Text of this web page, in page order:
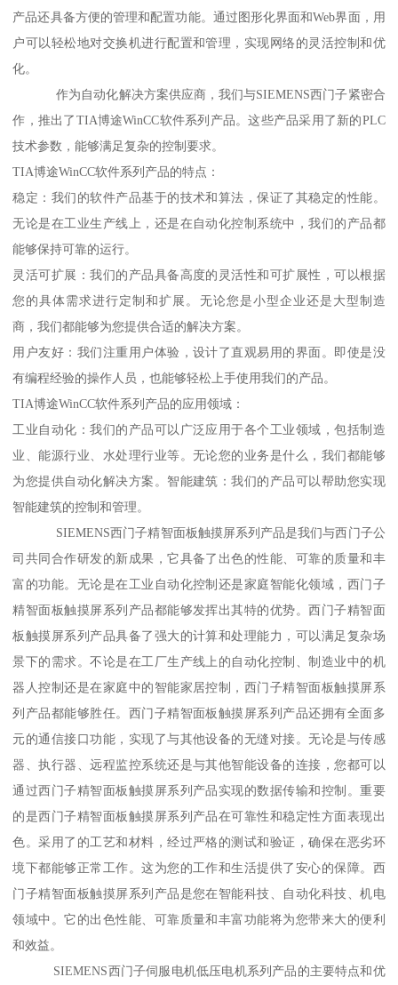
产品还具备方便的管理和配置功能。通过图形化界面和Web界面，用
户可以轻松地对交换机进行配置和管理，实现网络的灵活控制和优
化。
作为自动化解决方案供应商，我们与SIEMENS西门子紧密合
作，推出了TIA博途WinCC软件系列产品。这些产品采用了新的PLC
技术参数，能够满足复杂的控制要求。
TIA博途WinCC软件系列产品的特点：
稳定：我们的软件产品基于的技术和算法，保证了其稳定的性能。
无论是在工业生产线上，还是在自动化控制系统中，我们的产品都
能够保持可靠的运行。
灵活可扩展：我们的产品具备高度的灵活性和可扩展性，可以根据
您的具体需求进行定制和扩展。无论您是小型企业还是大型制造
商，我们都能够为您提供合适的解决方案。
用户友好：我们注重用户体验，设计了直观易用的界面。即使是没
有编程经验的操作人员，也能够轻松上手使用我们的产品。
TIA博途WinCC软件系列产品的应用领域：
工业自动化：我们的产品可以广泛应用于各个工业领域，包括制造
业、能源行业、水处理行业等。无论您的业务是什么，我们都能够
为您提供自动化解决方案。智能建筑：我们的产品可以帮助您实现
智能建筑的控制和管理。
SIEMENS西门子精智面板触摸屏系列产品是我们与西门子公
司共同合作研发的新成果，它具备了出色的性能、可靠的质量和丰
富的功能。无论是在工业自动化控制还是家庭智能化领域，西门子
精智面板触摸屏系列产品都能够发挥出其特的优势。西门子精智面
板触摸屏系列产品具备了强大的计算和处理能力，可以满足复杂场
景下的需求。不论是在工厂生产线上的自动化控制、制造业中的机
器人控制还是在家庭中的智能家居控制，西门子精智面板触摸屏系
列产品都能够胜任。西门子精智面板触摸屏系列产品还拥有全面多
元的通信接口功能，实现了与其他设备的无缝对接。无论是与传感
器、执行器、远程监控系统还是与其他智能设备的连接，您都可以
通过西门子精智面板触摸屏系列产品实现的数据传输和控制。重要
的是西门子精智面板触摸屏系列产品在可靠性和稳定性方面表现出
色。采用了的工艺和材料，经过严格的测试和验证，确保在恶劣环
境下都能够正常工作。这为您的工作和生活提供了安心的保障。西
门子精智面板触摸屏系列产品是您在智能科技、自动化科技、机电
领域中。它的出色性能、可靠质量和丰富功能将为您带来大的便利
和效益。
SIEMENS西门子伺服电机低压电机系列产品的主要特点和优